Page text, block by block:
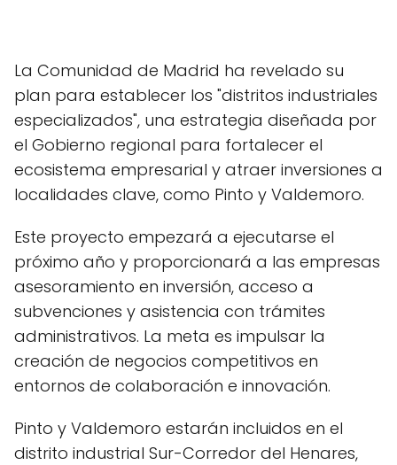
La Comunidad de Madrid ha revelado su
plan para establecer los "distritos industriales
especializados", una estrategia diseñada por
el Gobierno regional para fortalecer el
ecosistema empresarial y atraer inversiones a
localidades clave, como Pinto y Valdemoro.
Este proyecto empezará a ejecutarse el
próximo año y proporcionará a las empresas
asesoramiento en inversión, acceso a
subvenciones y asistencia con trámites
administrativos. La meta es impulsar la
creación de negocios competitivos en
entornos de colaboración e innovación.
Pinto y Valdemoro estarán incluidos en el
distrito industrial Sur-Corredor del Henares,